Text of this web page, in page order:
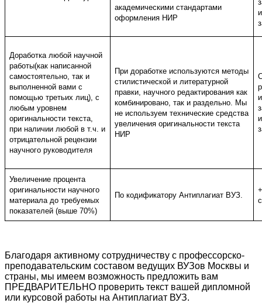
академическими стандартами
оформления НИР
Доработка любой научной
работы(как написанной
самостоятельно, так и
выполненной вами с
помощью третьих лиц), с
любым уровнем
оригинальности текста,
при наличии любой в т.ч. и
отрицательной рецензии
научного руководителя
При доработке используются методы
стилистической и литературной
правки, научного редактирования как
комбинировано, так и раздельно. Мы
не используем технические средства
увеличения оригинальности текста
НИР
Увеличение процента
оригинальности научного
материала до требуемых
показателей (выше 70%)
По кодификатору Антиплагиат ВУЗ.
Благодаря активному сотрудничеству с профессорско-
преподавательским составом ведущих ВУЗов Москвы и
страны, мы имеем возможность предложить вам
ПРЕДВАРИТЕЛЬНО проверить текст вашей дипломной
или курсовой работы на Антиплагиат ВУЗ.